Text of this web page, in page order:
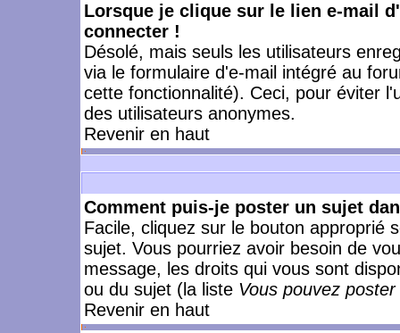
Lorsque je clique sur le lien e-mail
connecter !
Désolé, mais seuls les utilisateurs
via le formulaire d'e-mail intégré au
cette fonctionnalité). Ceci, pour éviter
des utilisateurs anonymes.
Revenir en haut
Comment puis-je poster un sujet
Facile, cliquez sur le bouton approprié
sujet. Vous pourriez avoir besoin de
message, les droits qui vous sont
ou du sujet (la liste Vous pouvez
Revenir en haut